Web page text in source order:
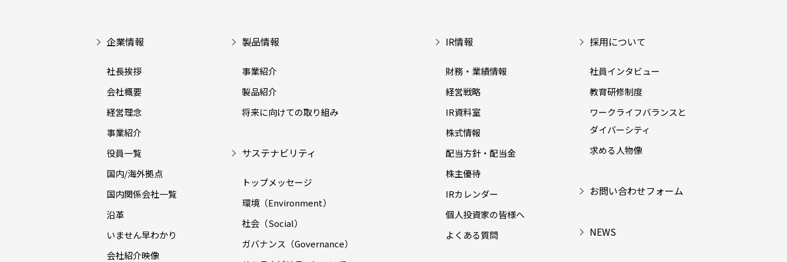
企業情報
社長挨拶
会社概要
経営理念
事業紹介
役員一覧
国内/海外拠点
国内関係会社一覧
沿革
いません早わかり
会社紹介映像
製品情報
事業紹介
製品紹介
将来に向けての取り組み
サステナビリティ
トップメッセージ
環境（Environment）
社会（Social）
ガバナンス（Governance）
IR情報
財務・業績情報
経営戦略
IR資料室
株式情報
配当方針・配当金
株主優待
IRカレンダー
個人投資家の皆様へ
よくある質問
採用について
社員インタビュー
教育研修制度
ワークライフバランスと
ダイバーシティ
求める人物像
お問い合わせフォーム
NEWS